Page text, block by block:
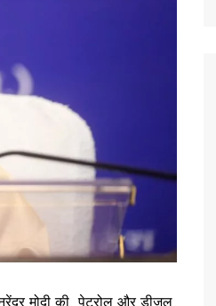
नरेंद्र मोदी की पेट्रोल और डीजल